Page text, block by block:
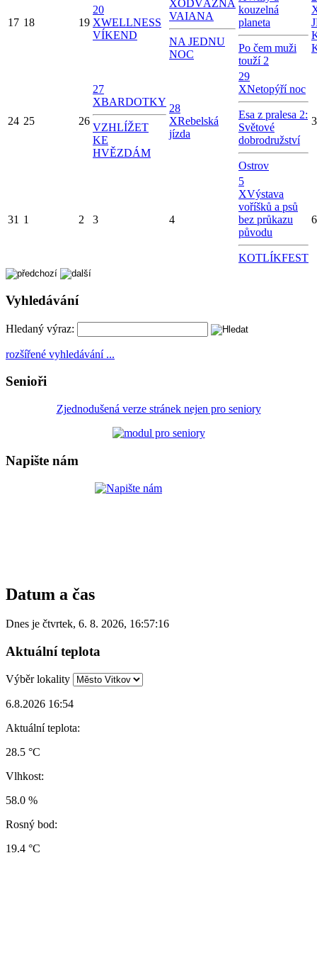
17 18 19
20
XWELLNESS
VÍKEND
XODVÁŽNÁ
VAIANA
NA JEDNU
NOC
kouzelná
planeta
Po čem muži
touží 2
24 25 26
27
XBARDOTKY
VZHLÍŽET
KE
HVĚZDÁM
28
XRebelská
jízda
29
XNetopýří noc
Esa z pralesa 2:
Světové
dobrodružství
Ostrov
31 1 2 3 4
5
XVýstava
voříšků a psů
bez průkazu
původu
KOTLÍKFEST
6
Vyhledávání
Hledaný výraz:
rozšířené vyhledávání ...
Senioři
Zjednodušená verze stránek nejen pro seniory
Napište nám
Datum a čas
Dnes je čtvrtek, 6. 8. 2026, 16:57:16
Aktuální teplota
Výběr lokality
6.8.2026 16:54
Aktuální teplota:
28.5 °C
Vlhkost:
58.0 %
Rosný bod:
19.4 °C